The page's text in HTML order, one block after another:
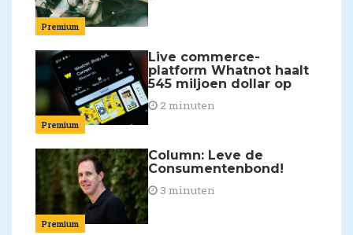
Premium
Premium
Live commerce-
platform Whatnot haalt
545 miljoen dollar op
2 minuten
Premium
Column: Leve de
Consumentenbond!
3 minuten